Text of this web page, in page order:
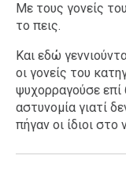
Με τους γονείς
το πεις.
Και εδώ
οι γονείς του
ψυχορραγούσε επί
αστυνομία γιατί
πήγαν οι ίδιοι στο